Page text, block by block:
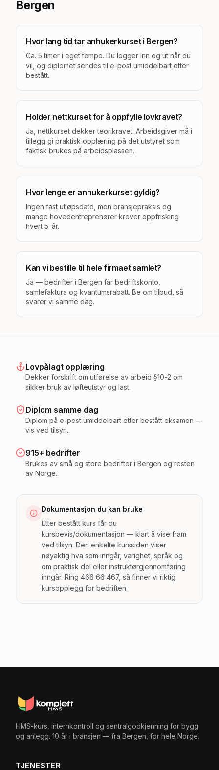
Bergen
Hvor lang tid tar anhukerkurset i Bergen?
Ca. 5 timer i eget tempo. Du logger inn og ut når du
vil, og diplomet sendes til e-post umiddelbart etter
bestått.
Holder nettkurset for å oppfylle lovkravet?
Ja, nettkurset dekker teorikravet. Arbeidsgiver må i
tillegg gi praktisk opplæring på det utstyret som
faktisk brukes på arbeidsplassen.
Hvor lenge er anhukerkurset gyldig?
Ingen fast utløpsdato, men bransjepraksis og
mange hovedentreprenører krever oppfrisking
hvert 5. år.
Kan vi bestille til hele firmaet samlet?
Ja — bedrifter i Bergen får bedriftskonto,
samlefaktura og kvantumsrabatt. Be om tilbud, så
svarer vi samme dag.
Lovpålagt opplæring
Dekker forskrift om utførelse av arbeid §10-2 om
sikker bruk av løfteutstyr og last.
Diplom samme dag
Diplom på e-post umiddelbart etter bestått eksamen —
vis ved tilsyn.
915+ bedrifter
Brukes av små og store bedrifter i Bergen og resten
av Norge.
Dokumentasjon du kan bruke
Etter bestått kurs får du
kursbevis/dokumentasjon — klart å vise fram
ved tilsyn. Den enkelte kurssiden viser
nøyaktig hva som inngår, varighet, språk og
om praktisk del eller instruktørgjennomføring
inngår. Ring 466 66 467, så finner vi riktig
kursopplegg for bedriften.
HMS-kurs, internkontroll og sentralgodkjenning for bygg
og anlegg. 10 år i bransjen — fra Bergen, for hele Norge.
TJENESTER